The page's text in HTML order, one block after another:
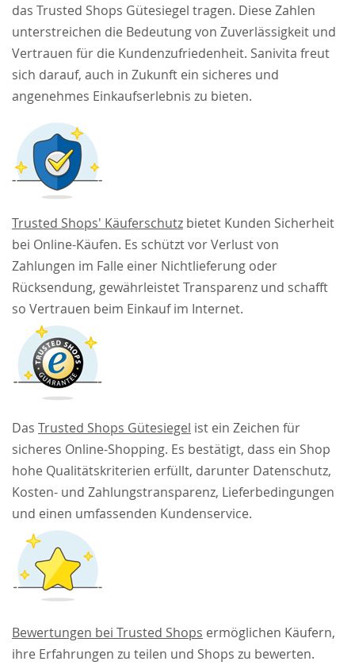
das Trusted Shops Gütesiegel tragen. Diese Zahlen
unterstreichen die Bedeutung von Zuverlässigkeit und
Vertrauen für die Kundenzufriedenheit. Sanivita freut
sich darauf, auch in Zukunft ein sicheres und
angenehmes Einkaufserlebnis zu bieten.
Trusted Shops' Käuferschutz bietet Kunden Sicherheit
bei Online-Käufen. Es schützt vor Verlust von
Zahlungen im Falle einer Nichtlieferung oder
Rücksendung, gewährleistet Transparenz und schafft
so Vertrauen beim Einkauf im Internet.
Das Trusted Shops Gütesiegel ist ein Zeichen für
sicheres Online-Shopping. Es bestätigt, dass ein Shop
hohe Qualitätskriterien erfüllt, darunter Datenschutz,
Kosten- und Zahlungstransparenz, Lieferbedingungen
und einen umfassenden Kundenservice.
Bewertungen bei Trusted Shops ermöglichen Käufern,
ihre Erfahrungen zu teilen und Shops zu bewerten.